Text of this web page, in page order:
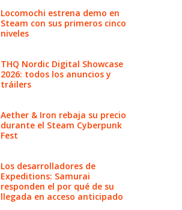
Locomochi estrena demo en
Steam con sus primeros cinco
niveles
THQ Nordic Digital Showcase
2026: todos los anuncios y
tráilers
Aether & Iron rebaja su precio
durante el Steam Cyberpunk
Fest
Los desarrolladores de
Expeditions: Samurai
responden el por qué de su
llegada en acceso anticipado